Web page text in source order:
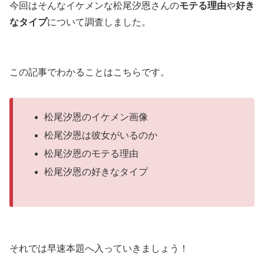
今回はそんなイケメンな松尾汐恩さんのモテる理由や好き
なタイプについて調査しました。
この記事でわかることはこちらです。
松尾汐恩のイケメン画像
松尾汐恩は彼女がいるのか
松尾汐恩のモテる理由
松尾汐恩の好きなタイプ
それでは早速本題へ入っていきましょう！